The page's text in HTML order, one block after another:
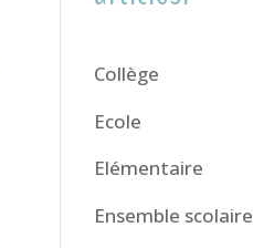
Collège
Ecole
Elémentaire
Ensemble scolaire